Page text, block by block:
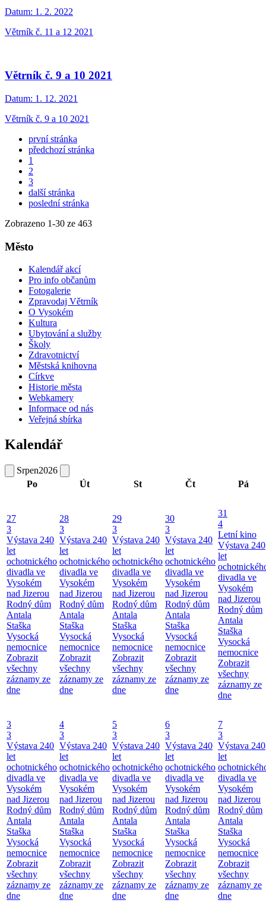
Datum: 1. 2. 2022
Větrník č. 11 a 12 2021
Větrník č. 9 a 10 2021
Datum: 1. 12. 2021
Větrník č. 9 a 10 2021
první stránka
předchozí stránka
1
2
3
další stránka
poslední stránka
Zobrazeno 1-30 ze 463
Město
Kalendář akcí
Pro info občanům
Fotogalerie
Zpravodaj Větrník
O Vysokém
Kultura
Ubytování a služby
Školy
Zdravotnictví
Městská knihovna
Církve
Historie města
Webkamery
Informace od nás
Veřejná sbírka
Kalendář
Srpen2026
Po
Út St Čt Pá
27
3
Výstava 240
let
ochotnického
divadla ve
Vysokém
nad Jizerou
Rodný dům
Antala
Staška
Vysocká
nemocnice
Zobrazit
všechny
záznamy ze
dne
28
3
Výstava 240
let
ochotnického
divadla ve
Vysokém
nad Jizerou
Rodný dům
Antala
Staška
Vysocká
nemocnice
Zobrazit
všechny
záznamy ze
dne
29
3
Výstava 240
let
ochotnického
divadla ve
Vysokém
nad Jizerou
Rodný dům
Antala
Staška
Vysocká
nemocnice
Zobrazit
všechny
záznamy ze
dne
30
3
Výstava 240
let
ochotnického
divadla ve
Vysokém
nad Jizerou
Rodný dům
Antala
Staška
Vysocká
nemocnice
Zobrazit
všechny
záznamy ze
dne
31
4
Letní kino
Výstava 240
let
divadla ve
Vysokém
nad Jizerou
Rodný dům
Antala
Staška
Vysocká
nemocnice
Zobrazit
všechny
záznamy ze
dne
3
3
Výstava 240
let
ochotnického
divadla ve
Vysokém
nad Jizerou
Rodný dům
Antala
Staška
Vysocká
nemocnice
Zobrazit
všechny
záznamy ze
dne
4
3
Výstava 240
let
ochotnického
divadla ve
Vysokém
nad Jizerou
Rodný dům
Antala
Staška
Vysocká
nemocnice
Zobrazit
všechny
záznamy ze
dne
5
3
Výstava 240
let
ochotnického
divadla ve
Vysokém
nad Jizerou
Rodný dům
Antala
Staška
Vysocká
nemocnice
Zobrazit
všechny
záznamy ze
dne
6
3
Výstava 240
let
ochotnického
divadla ve
Vysokém
nad Jizerou
Rodný dům
Antala
Staška
Vysocká
nemocnice
Zobrazit
všechny
záznamy ze
dne
7
3
Výstava 240
let
divadla ve
Vysokém
nad Jizerou
Rodný dům
Antala
Staška
Vysocká
nemocnice
Zobrazit
všechny
záznamy ze
dne